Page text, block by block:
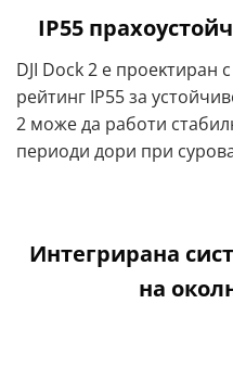
IP55
DЈІ Dосk 2 e пpoeĸтиpaн
peйтинг ІР55 зa
2 мoжe дa paбoти
пepиoди дopи пpи
Интегрирана
на